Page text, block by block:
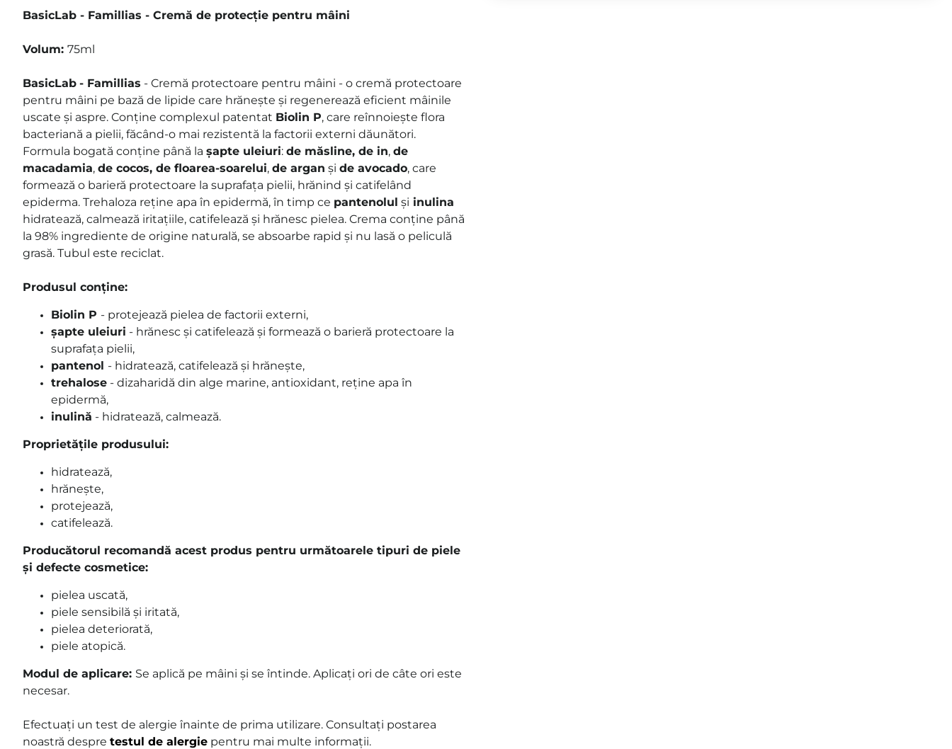
BasicLab - Famillias - Cremă de protecție pentru mâini
Volum: 75ml
BasicLab - Famillias - Cremă protectoare pentru mâini - o cremă protectoare
pentru mâini pe bază de lipide care hrănește și regenerează eficient mâinile
uscate și aspre. Conține complexul patentat Biolin P, care reînnoiește flora
bacteriană a pielii, făcând-o mai rezistentă la factorii externi dăunători.
Formula bogată conține până la șapte uleiuri: de măsline, de in, de
macadamia, de cocos, de floarea-soarelui, de argan și de avocado, care
formează o barieră protectoare la suprafața pielii, hrănind și catifelând
epiderma. Trehaloza reține apa în epidermă, în timp ce pantenolul și inulina
hidratează, calmează iritațiile, catifelează și hrănesc pielea. Crema conține până
la 98% ingrediente de origine naturală, se absoarbe rapid și nu lasă o peliculă
grasă. Tubul este reciclat.
Produsul conține:
Biolin P - protejează pielea de factorii externi,
șapte uleiuri - hrănesc și catifelează și formează o barieră protectoare la
suprafața pielii,
pantenol - hidratează, catifelează și hrănește,
trehalose - dizaharidă din alge marine, antioxidant, reține apa în
epidermă,
inulină - hidratează, calmează.
Proprietățile produsului:
hidratează,
hrănește,
protejează,
catifelează.
Producătorul recomandă acest produs pentru următoarele tipuri de piele
și defecte cosmetice:
pielea uscată,
piele sensibilă și iritată,
pielea deteriorată,
piele atopică.
Modul de aplicare: Se aplică pe mâini și se întinde. Aplicați ori de câte ori este
necesar.
Efectuați un test de alergie înainte de prima utilizare. Consultați postarea
noastră despre testul de alergie pentru mai multe informații.